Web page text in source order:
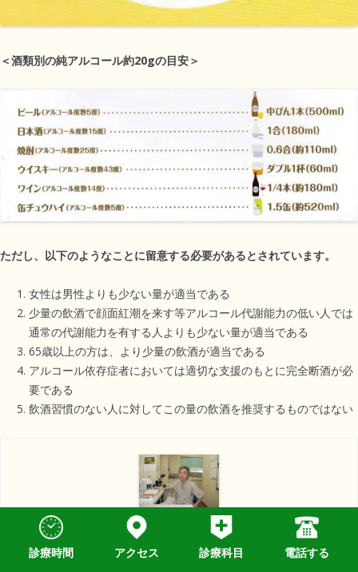
＜酒類別の純アルコール約20gの目安＞
ただし、以下のようなことに留意する必要があるとされています。
女性は男性よりも少ない量が適当である
少量の飲酒で顔面紅潮を来す等アルコール代謝能力の低い人では
通常の代謝能力を有する人よりも少ない量が適当である
65歳以上の方は、より少量の飲酒が適当である
アルコール依存症者においては適切な支援のもとに完全断酒が必
要である
飲酒習慣のない人に対してこの量の飲酒を推奨するものではない
神楽岡泌尿器科
診療時間 アクセス 診療科目 電話する